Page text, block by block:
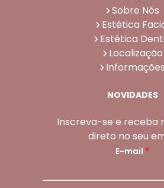
Sobre Nós
Estética
Estética
Localização
Informações
NOVIDADES
Inscreva-se e receba
direto no seu
E-mail *